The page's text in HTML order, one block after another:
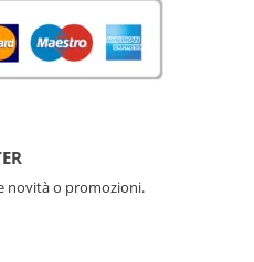
novità o promozioni.